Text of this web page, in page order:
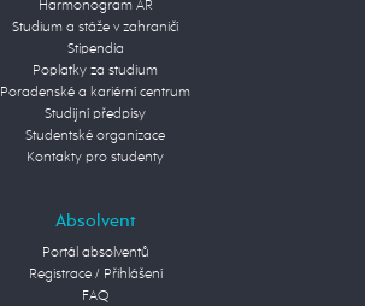
Harmonogram AR
Studium a stáže v zahraničí
Stipendia
Poplatky za studium
Poradenské a kariérní centrum
Studijní předpisy
Studentské organizace
Kontakty pro studenty
Absolvent
Portál absolventů
Registrace / Přihlášení
FAQ